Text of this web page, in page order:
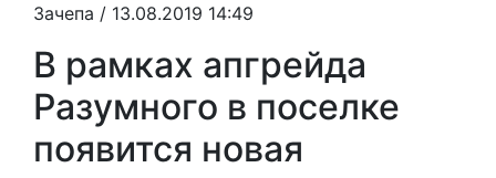
Зачепа / 13.08.2019 14:49
В рамках апгрейда
Разумного в поселке
появится новая